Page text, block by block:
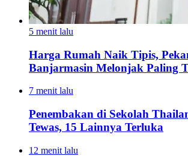
5 menit lalu
Harga Rumah Naik Tipis,
Banjarmasin Melonjak Paling
7 menit lalu
Penembakan di Sekolah
Tewas, 15 Lainnya Terluka
12 menit lalu